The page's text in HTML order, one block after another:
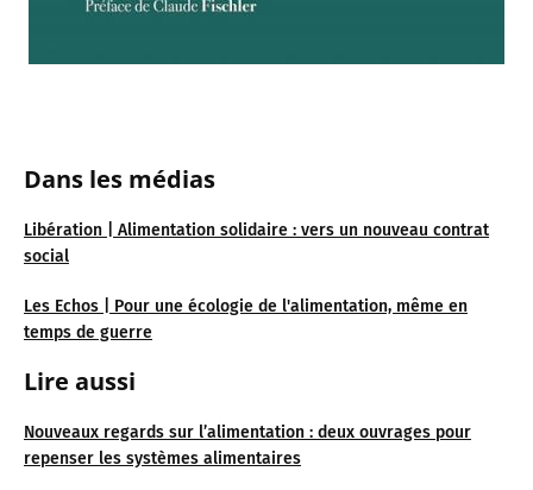
Dans les médias
Libération | Alimentation solidaire : vers un nouveau contrat
social
Les Echos | Pour une écologie de l'alimentation, même en
temps de guerre
Lire aussi
Nouveaux regards sur l’alimentation : deux ouvrages pour
repenser les systèmes alimentaires